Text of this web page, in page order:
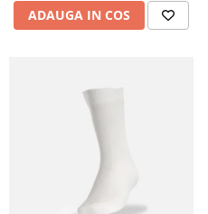
ADAUGA IN COS